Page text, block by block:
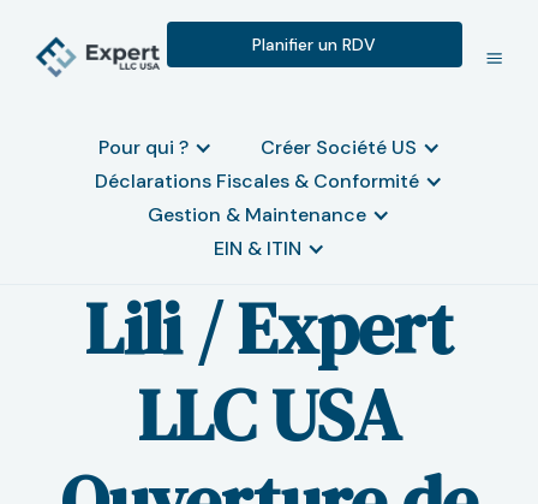
Planifier un RDV
Pour qui ?
Créer Société US
Déclarations Fiscales & Conformité
Gestion & Maintenance
EIN & ITIN
Lili / Expert
LLC USA